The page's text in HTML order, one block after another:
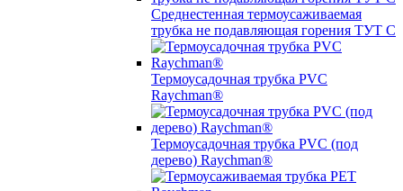
Среднестенная термоусаживаемая
трубка не подавляющая горения ТУТ С
Термоусадочная трубка PVC
Raychman®
Термоусадочная трубка PVC (под
дерево) Raychman®